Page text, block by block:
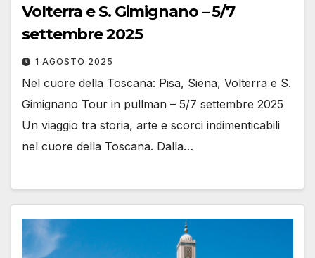
Volterra e S. Gimignano – 5/7
settembre 2025
1 AGOSTO 2025
Nel cuore della Toscana: Pisa, Siena, Volterra e S.
Gimignano Tour in pullman – 5/7 settembre 2025
Un viaggio tra storia, arte e scorci indimenticabili
nel cuore della Toscana. Dalla…